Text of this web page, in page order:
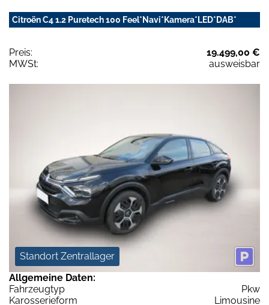
Citroën C4 1.2 Puretech 100 Feel*Navi*Kamera*LED*DAB*
Preis:
19.499,00 €
MWSt:
ausweisbar
Standort Zentrallager
Allgemeine Daten:
Fahrzeugtyp
Pkw
Karosserieform
Limousine